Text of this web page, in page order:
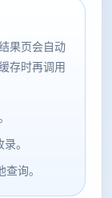
果页会自动
存时再调用
。
询。